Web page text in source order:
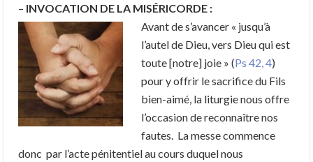
– INVOCATION DE LA MISÉRICORDE :
Avant de s’avancer « jusqu’à
l’autel de Dieu, vers Dieu qui est
toute [notre] joie » (Ps 42, 4)
pour y offrir le sacrifice du Fils
bien-aimé, la liturgie nous offre
l’occasion de reconnaître nos
fautes. La messe commence
donc par l’acte pénitentiel au cours duquel nous